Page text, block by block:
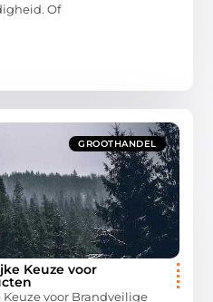
Of
GROOTHANDEL
Keuze voor
voor Brandveilige